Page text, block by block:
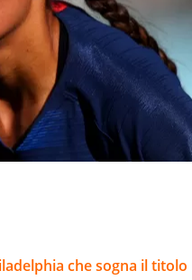
che sogna il titolo